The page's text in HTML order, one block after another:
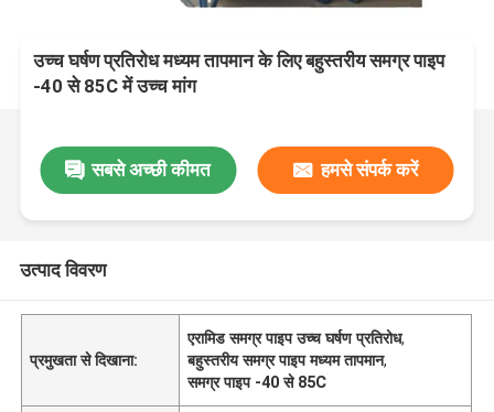
उच्च घर्षण प्रतिरोध मध्यम तापमान के लिए बहुस्तरीय समग्र पाइप
-40 से 85C में उच्च मांग
सबसे अच्छी कीमत हमसे संपर्क करें
उत्पाद विवरण
प्रमुखता से दिखाना:
एरामिड समग्र पाइप उच्च घर्षण प्रतिरोध,
बहुस्तरीय समग्र पाइप मध्यम तापमान,
समग्र पाइप -40 से 85C